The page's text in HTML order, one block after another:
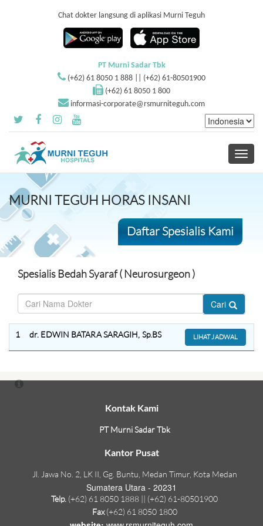
Chat dokter langsung di aplikasi Murni Teguh
PT Murni Sadar Tbk
(+62) 61 8050 1 888 || (+62) 61-80501900
(+62) 61 8050 1 800
informasi-corporate@rsmurniteguh.com
Toggle
MURNI TEGUH HORAS INSANI
Daftar Spesialis Kami
Spesialis Bedah Syaraf ( Neurosurgeon )
Cari
1 dr. EDWIN BATARA SARAGIH, Sp.BS LIHAT JADWAL
Kontak Kami
PT Murni Sadar Tbk
Kantor Pusat
Jl. Jawa No. 2, LK II, Gg. Buntu, Medan Timur, Kota Medan
Sumatera Utara - 20231
Telp. (+62) 61 8050 1888 || (+62) 61-80501900
Fax(+62) 61 8050 1800